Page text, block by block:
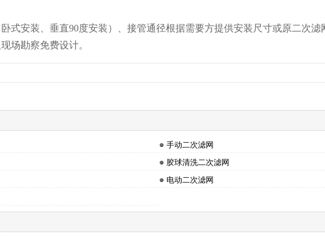
安装、垂直90度安装）、接管通径根据需要方提供安装尺寸或原二次滤
勘察免费设计。
手动二次滤网
胶球清洗二次滤网
电动二次滤网